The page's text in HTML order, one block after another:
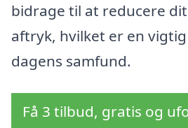
bidrage til at reducere
aftryk, hvilket er en
dagens samfund.
Få 3 tilbud, gratis og